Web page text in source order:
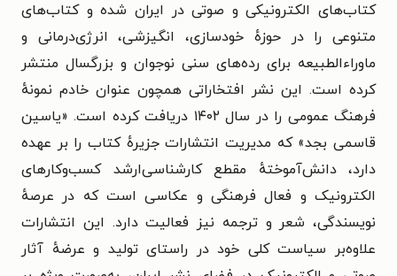
کتاب‌های الکترونیکی و صوتی در ایران شده و کتاب‌های
متنوعی را در حوزهٔ خودسازی، انگیزشی، انرژی‌درمانی و
ماوراءالطبیعه برای رده‌های سنی نوجوان و بزرگسال منتشر
کرده است. این نشر افتخاراتی همچون عنوان خادم نمونهٔ
فرهنگ عمومی را در سال ۱۴۰۲ دریافت کرده است. «یاسین
قاسمی بجد» که مدیریت انتشارات جزیرهٔ کتاب را بر عهده
دارد، دانش‌آموخته‌ٔ مقطع کارشناسی‌ارشد کسب‌وکارهای
الکترونیک و فعال فرهنگی و عکاسی است که در عرصهٔ
نویسندگی، شعر و ترجمه نیز فعالیت دارد. این انتشارات
علاوه‌بر سیاست کلی خود در راستای تولید و عرضهٔ آثار